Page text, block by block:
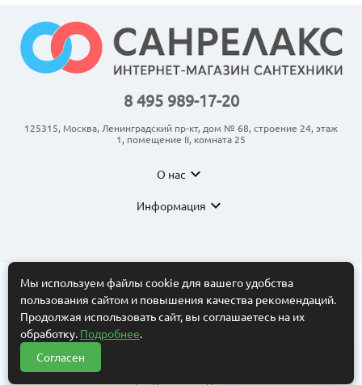
8 495 989-17-20
125315, Москва, Ленинградский пр-кт, дом № 68, строение 24, этаж
1, помещение II, комната 25
О нас expand_more
Информация expand_more
© 2011-2026 ООО “АНКОМ”
Все торговые марки принадлежат их владельцам. Копирование
составляющих частей сайта в какой бы то ни было форме без
разрешения владельца авторских прав запрещено. Интернет-
магазин носит исключительно информационный характер.
Информационные материалы, размеры, фото и цены сайта не
являются публичной офертой, определяемой положениями Статьи
Мы используем файлы cookie для вашего удобства
пользования сайтом и повышения качества рекомендаций.
Продолжая использовать сайт, вы соглашаетесь на их
обработку. Подробнее.
Согласен